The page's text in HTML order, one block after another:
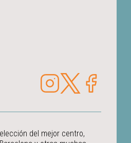
del mejor centro,